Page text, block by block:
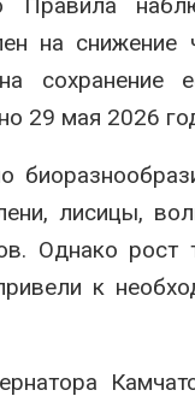
на
29 мая 2026
лисицы,
Однако рост
к
химикатов после